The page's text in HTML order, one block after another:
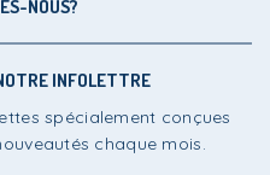
NOUS?
INFOLETTRE
spécialement conçues
chaque mois.